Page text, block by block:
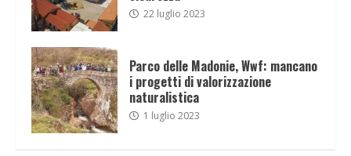
22 luglio 2023
Parco delle Madonie, Wwf: mancano
i progetti di valorizzazione
naturalistica
1 luglio 2023